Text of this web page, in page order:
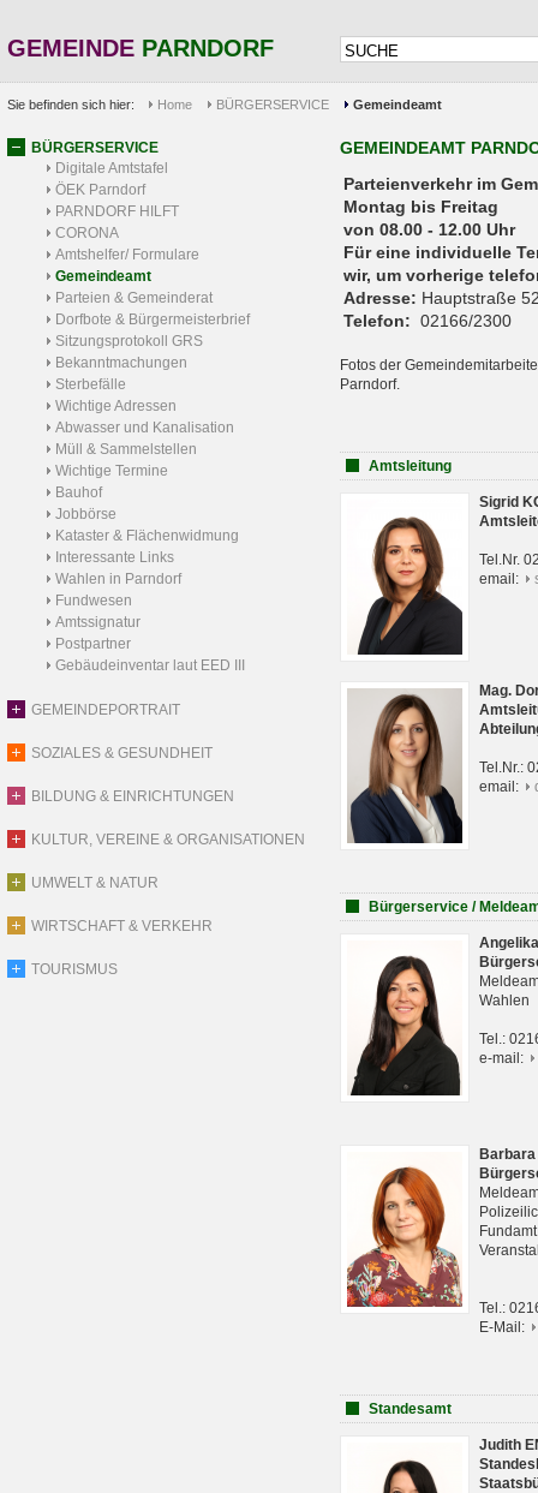
GEMEINDE PARNDORF
Sie befinden sich hier: Home BÜRGERSERVICE Gemeindeamt
BÜRGERSERVICE
Digitale Amtstafel
ÖEK Parndorf
PARNDORF HILFT
CORONA
Amtshelfer/ Formulare
Gemeindeamt
Parteien & Gemeinderat
Dorfbote & Bürgermeisterbrief
Sitzungsprotokoll GRS
Bekanntmachungen
Sterbefälle
Wichtige Adressen
Abwasser und Kanalisation
Müll & Sammelstellen
Wichtige Termine
Bauhof
Jobbörse
Kataster & Flächenwidmung
Interessante Links
Wahlen in Parndorf
Fundwesen
Amtssignatur
Postpartner
Gebäudeinventar laut EED III
GEMEINDEPORTRAIT
SOZIALES & GESUNDHEIT
BILDUNG & EINRICHTUNGEN
KULTUR, VEREINE & ORGANISATIONEN
UMWELT & NATUR
WIRTSCHAFT & VERKEHR
TOURISMUS
GEMEINDEAMT
Parteienverkehr
Montag bis Freitag
von 08.00 - 12.00 Uhr
Für eine individuelle
wir, um vorherige
Adresse: Hauptstraße
Telefon: 02166/2300
Fotos der
Parndorf.
Amtsleitung
Sigrid
Tel.Nr.
email:
Mag.
Tel.Nr.:
email:
Bürgerservice /
Wahlen
Tel.:
e-mail:
Tel.:
E-Mail:
Standesamt
Judith